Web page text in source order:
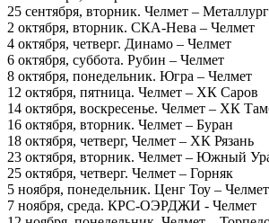
25 сентября, вторник. Челмет – Металлург
2 октября, вторник. СКА-Нева – Челмет
4 октября, четверг. Динамо – Челмет
6 октября, суббота. Рубин – Челмет
8 октября, понедельник. Югра – Челмет
12 октября, пятница. Челмет – ХК Саров
14 октября, воскресенье. Челмет – ХК
16 октября, вторник. Челмет – Буран
18 октября, четверг, Челмет – ХК Рязань
23 октября, вторник. Челмет – Южный
25 октября, четверг. Челмет – Горняк
5 ноября, понедельник. Ценг Тоу – Челмет
7 ноября, среда. КРС-ОЭРДЖИ - Челмет